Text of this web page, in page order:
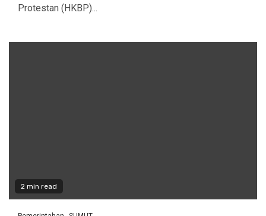
Protestan (HKBP)...
2 min read